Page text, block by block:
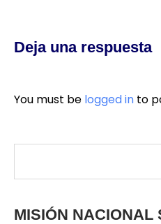
MISIÓN NACIONAL
Deja una respuesta
You must be logged in to